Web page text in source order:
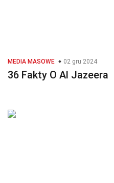
MEDIA MASOWE 02 gru 2024
36 Fakty O Al Jazeera